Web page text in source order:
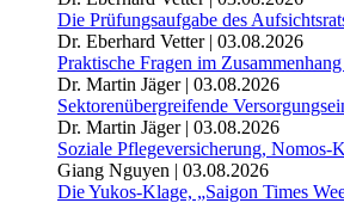
Die Prüfungsaufgabe des
Dr. Eberhard Vetter | 03.08.2026
Praktische Fragen im
Dr. Martin Jäger | 03.08.2026
Sektorenübergreifende
Dr. Martin Jäger | 03.08.2026
Soziale Pflegeversicherung,
Giang Nguyen | 03.08.2026
Die Yukos-Klage, „Saigon Times